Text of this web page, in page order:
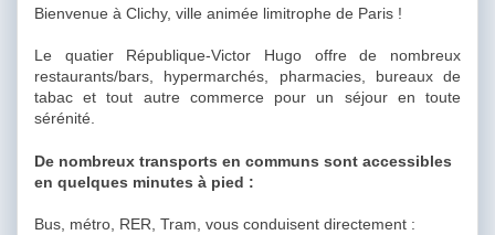
Bienvenue à Clichy, ville animée limitrophe de Paris !
Le quatier République-Victor Hugo offre de nombreux
restaurants/bars, hypermarchés, pharmacies, bureaux de
tabac et tout autre commerce pour un séjour en toute
sérénité.
De nombreux transports en communs sont accessibles
en quelques minutes à pied :
Bus, métro, RER, Tram, vous conduisent directement :